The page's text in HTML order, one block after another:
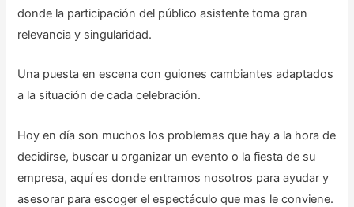
donde la participación del público asistente toma gran
relevancia y singularidad.
Una puesta en escena con guiones cambiantes adaptados
a la situación de cada celebración.
Hoy en día son muchos los problemas que hay a la hora de
decidirse, buscar u organizar un evento o la fiesta de su
empresa, aquí es donde entramos nosotros para ayudar y
asesorar para escoger el espectáculo que mas le conviene.